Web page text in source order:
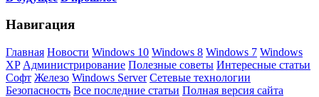
Навигация
Главная Новости Windows 10 Windows 8 Windows 7 Windows
XP Администрирование Полезные советы Интересные статьи
Софт Железо Windows Server Сетевые технологии
Безопасность Все последние статьи Полная версия сайта